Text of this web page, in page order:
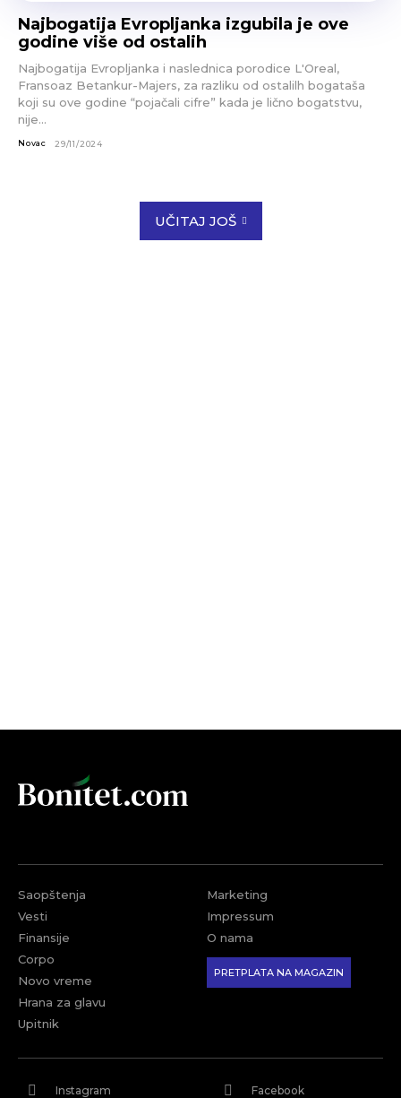
Najbogatija Evropljanka izgubila je ove
godine više od ostalih
Najbogatija Evropljanka i naslednica porodice L'Oreal,
Fransoaz Betankur-Majers, za razliku od ostalilh bogataša
koji su ove godine “pojačali cifre” kada je lično bogatstvu,
nije...
Novac 29/11/2024
UČITAJ JOŠ
Saopštenja
Vesti
Finansije
Corpo
Novo vreme
Hrana za glavu
Upitnik
Marketing
Impressum
O nama
PRETPLATA NA MAGAZIN
Instagram Facebook